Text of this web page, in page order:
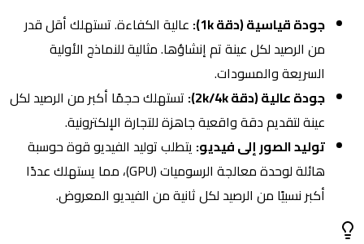
جودة قياسية (دقة 1k):
عالية الكفاءة. تستهلك أقل قدر
من الرصيد لكل عينة تم إنشاؤها. مثالية للنماذج الأولية
السريعة والمسودات.
جودة عالية (دقة 2k/4k):
تستهلك حجمًا أكبر من الرصيد لكل
عينة لتقديم دقة واقعية جاهزة للتجارة الإلكترونية.
توليد الصور إلى فيديو: يتطلب توليد الفيديو قوة حوسبة
هائلة لوحدة معالجة الرسوميات (GPU)، مما يستهلك عددًا
أكبر نسبيًا من الرصيد لكل ثانية من الفيديو المعروض.